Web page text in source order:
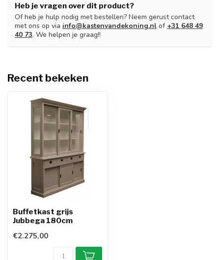
Heb je vragen over dit product?
Of heb je hulp nodig met bestellen? Neem gerust contact
met ons op via info@kastenvandekoning.nl of +31 648 49
40 73. We helpen je graag!!
Recent bekeken
Buffetkast grijs
Jubbega 180cm
€2.275,00